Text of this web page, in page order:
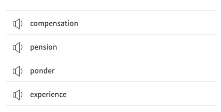
compensation
pension
ponder
experience